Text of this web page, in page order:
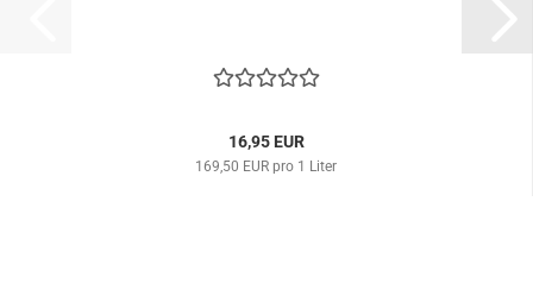
16,95 EUR
169,50 EUR pro 1 Liter